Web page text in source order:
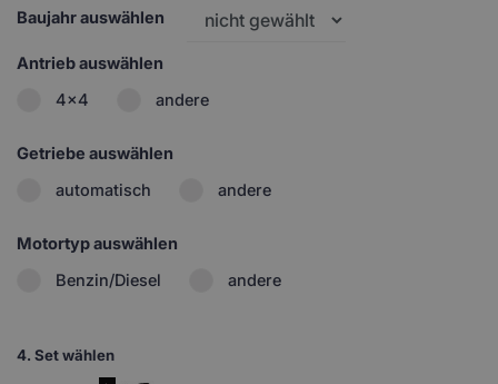
Baujahr auswählen
Antrieb auswählen
4x4
andere
Getriebe auswählen
automatisch
andere
Motortyp auswählen
Benzin/Diesel
andere
4. Set wählen